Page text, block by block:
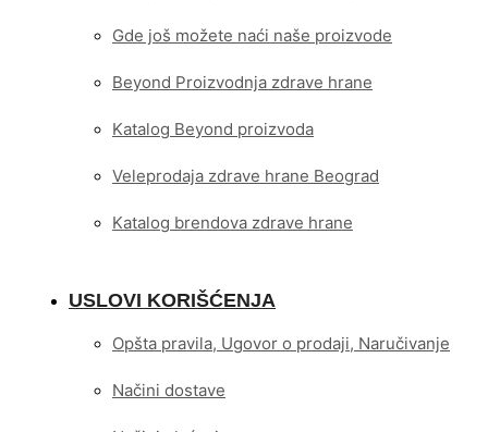
Gde još možete naći naše proizvode
Beyond Proizvodnja zdrave hrane
Katalog Beyond proizvoda
Veleprodaja zdrave hrane Beograd
Katalog brendova zdrave hrane
USLOVI KORIŠĆENJA
Opšta pravila, Ugovor o prodaji, Naručivanje
Načini dostave